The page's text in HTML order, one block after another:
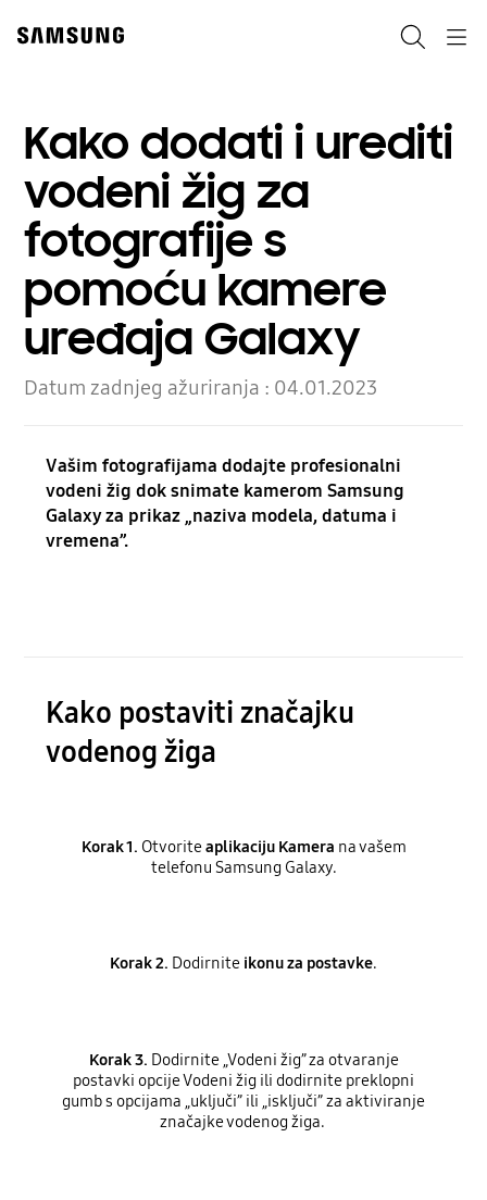
content
accessibility
Kako dodati i urediti
vodeni žig za
fotografije s
pomoću kamere
uređaja Galaxy
Datum zadnjeg ažuriranja : 04.01.2023
Vašim fotografijama dodajte profesionalni
vodeni žig dok snimate kamerom Samsung
Galaxy za prikaz „naziva modela, datuma i
vremena”.
Kako postaviti značajku
vodenog žiga
Korak 1. Otvoriteaplikaciju Kamera na vašem
telefonu Samsung Galaxy.
Korak 2. Dodirnite ikonu za postavke.
Korak 3. Dodirnite „Vodeni žig” za otvaranje
postavki opcije Vodeni žig ili dodirnite preklopni
gumb s opcijama „uključi” ili „isključi” za aktiviranje
značajke vodenog žiga.